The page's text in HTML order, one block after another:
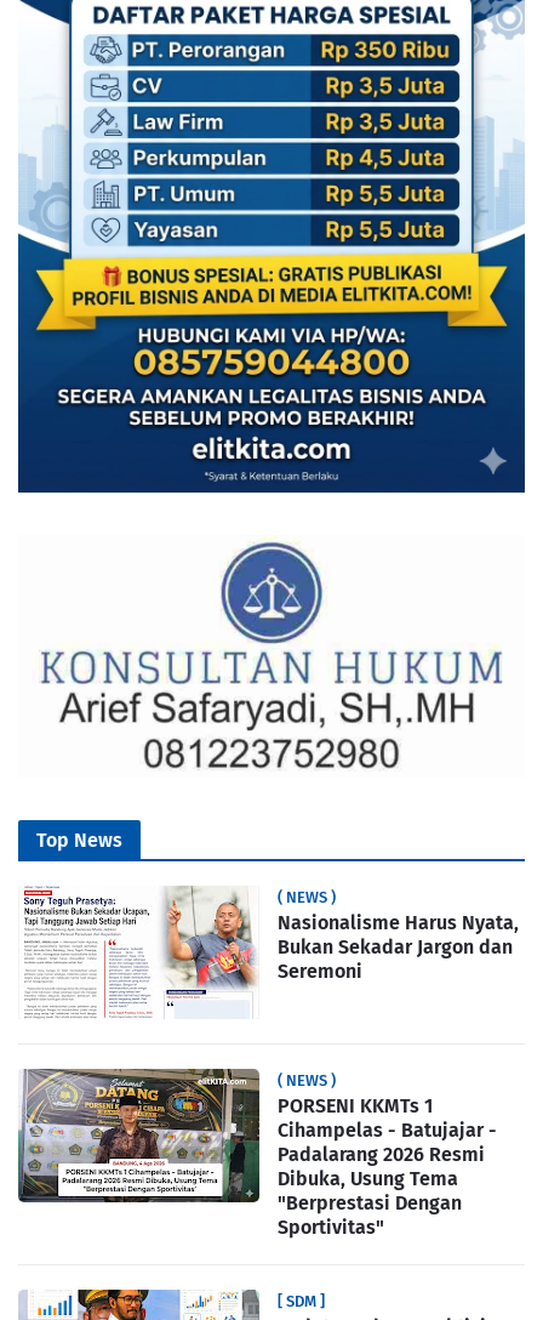
Top News
( NEWS )
Nasionalisme Harus Nyata,
Bukan Sekadar Jargon dan
Seremoni
( NEWS )
PORSENI KKMTs 1
Cihampelas - Batujajar -
Padalarang 2026 Resmi
Dibuka, Usung Tema
"Berprestasi Dengan
Sportivitas"
[ SDM ]